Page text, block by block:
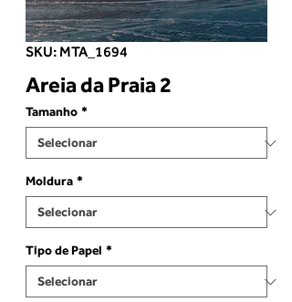
SKU: MTA_1694
Areia da Praia 2
Tamanho *
Moldura *
Tipo de Papel *